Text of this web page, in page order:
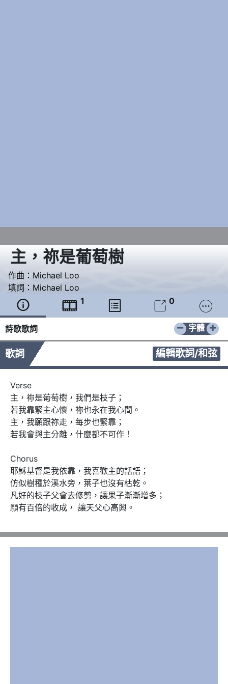
主，祢是葡萄樹
作曲： Michael Loo
填詞： Michael Loo
  1   0 
詩歌歌詞 − +
字體
歌詞 編輯歌詞/和弦
Verse
主，祢是葡萄樹，我們是枝子；
若我靠緊主心懷，祢也永在我心間。
主，我願跟祢走，每步也緊靠；
若我會與主分離，什麼都不可作！
Chorus
耶穌基督是我依靠，我喜歡主的話語；
仿似樹種於溪水旁，葉子也沒有枯乾。
凡好的枝子父會去修剪，讓果子漸漸增多；
願有百倍的收成， 讓天父心高興。